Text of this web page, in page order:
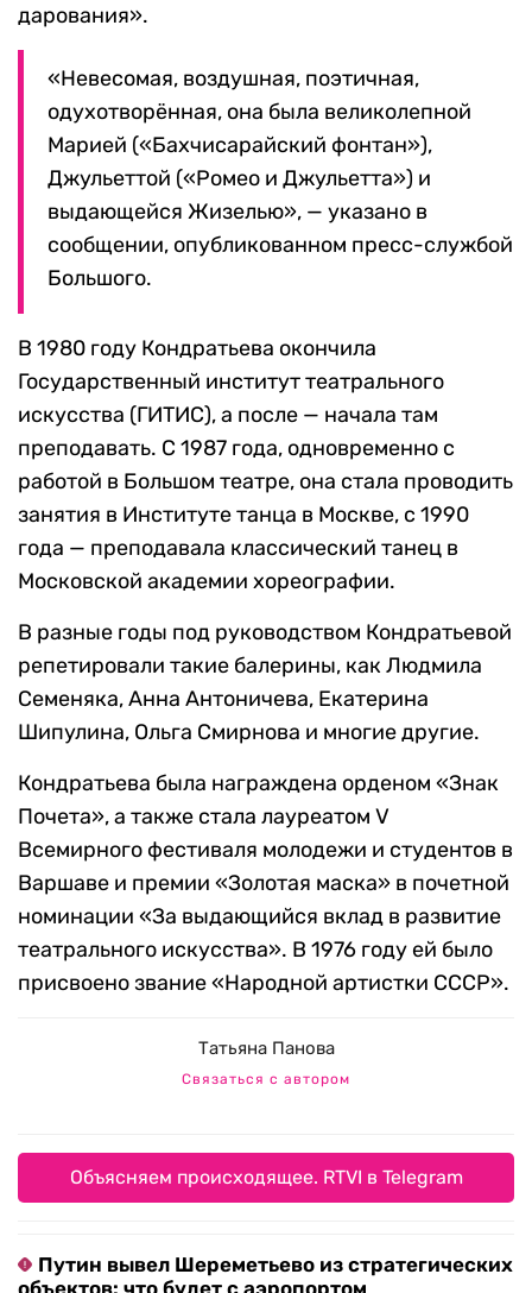
дарования».
«Невесомая, воздушная, поэтичная,
одухотворённая, она была великолепной
Марией («Бахчисарайский фонтан»),
Джульеттой («Ромео и Джульетта») и
выдающейся Жизелью», — указано в
сообщении, опубликованном пресс-службой
Большого.
В 1980 году Кондратьева окончила
Государственный институт театрального
искусства (ГИТИС), а после — начала там
преподавать. С 1987 года, одновременно с
работой в Большом театре, она стала проводить
занятия в Институте танца в Москве, с 1990
года — преподавала классический танец в
Московской академии хореографии.
В разные годы под руководством Кондратьевой
репетировали такие балерины, как Людмила
Семеняка, Анна Антоничева, Екатерина
Шипулина, Ольга Смирнова и многие другие.
Кондратьева была награждена орденом «Знак
Почета», а также стала лауреатом V
Всемирного фестиваля молодежи и студентов в
Варшаве и премии «Золотая маска» в почетной
номинации «За выдающийся вклад в развитие
театрального искусства». В 1976 году ей было
присвоено звание «Народной артистки СССР».
Татьяна Панова
Связаться с автором
Объясняем происходящее. RTVI в Telegram
Путин вывел Шереметьево из стратегических